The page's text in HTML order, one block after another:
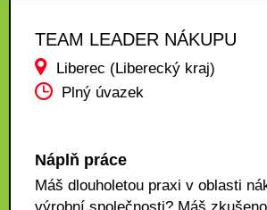
TEAM LEADER NÁKUPU
Liberec (Liberecký kraj)
Plný úvazek
Náplň práce
Máš dlouholetou praxi v oblasti